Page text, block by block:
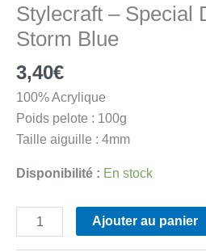
Stylecraft – Special
Storm Blue
3,40€
100% Acrylique
Poids pelote : 100g
Taille aiguille : 4mm
Disponibilité : En stock
quantité
de
Ajouter au panier